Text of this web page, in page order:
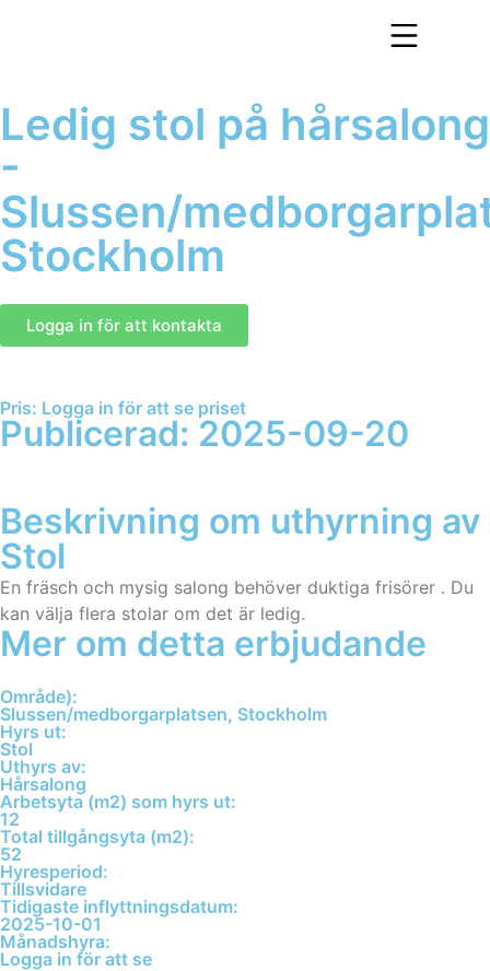
Ledig stol på hårsalong
-
Slussen/
Stockholm
Logga in för att kontakta
Pris: Logga in för att se priset
Publicerad: 2025-09-20
Beskrivning om uthyrning av
Stol
En fräsch och mysig salong behöver duktiga frisörer . Du
kan välja flera stolar om det är ledig.
Mer om detta erbjudande
Område):
Slussen/medborgarplatsen, Stockholm
Hyrs ut:
Stol
Uthyrs av:
Hårsalong
Arbetsyta (m2) som hyrs ut:
12
Total tillgångsyta (m2):
52
Hyresperiod:
Tillsvidare
Tidigaste inflyttningsdatum:
2025-10-01
Månadshyra:
Logga in för att se